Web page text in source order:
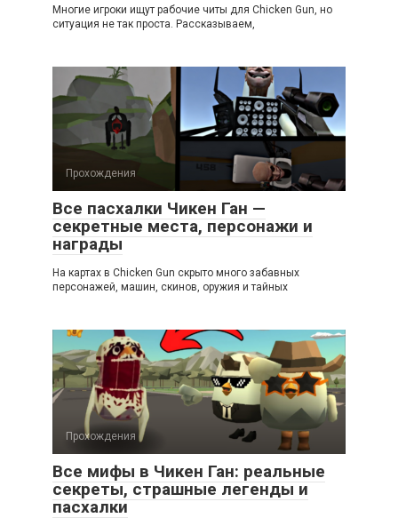
Многие игроки ищут рабочие читы для Chicken Gun, но
ситуация не так проста. Рассказываем,
Прохождения
Все пасхалки Чикен Ган —
секретные места, персонажи и
награды
На картах в Chicken Gun скрыто много забавных
персонажей, машин, скинов, оружия и тайных
Прохождения
Все мифы в Чикен Ган: реальные
секреты, страшные легенды и
пасхалки